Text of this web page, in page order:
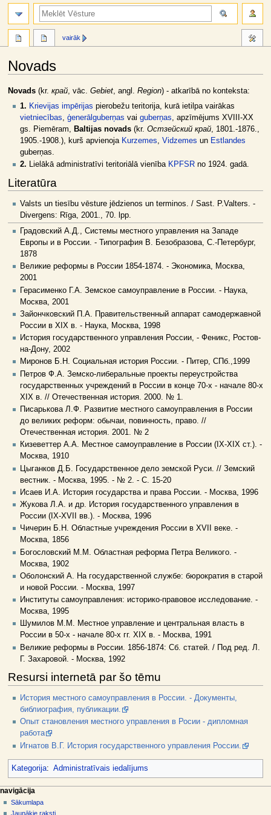
Novads
Jump
navigation
Jump
search
Novads(kr. край, vāc. Gebiet, angl. Region) - atkarībā no konteksta:
1. Krievijas impērijas pierobežu teritorija, kurā ietilpa vairākas
vietniecības, ģenerālguberņas vai guberņas, apzīmējums XVIII-XX
gs. Piemēram, Baltijas novads (kr. Остзейский край, 1801.-1876.,
1905.-1908.), kurš apvienoja Kurzemes, Vidzemes un Estlandes
guberņas.
2. Lielākā administratīvi teritoriālā vienība KPFSR no 1924. gadā.
Literatūra
Valsts un tiesību vēsture jēdzienos un terminos. / Sast. P.Valters. -
Divergens: Rīga, 2001., 70. lpp.
Градовский А.Д., Системы местного управления на Западе
Европы и в России. - Типография В. Безобразова, С.-Петербург,
1878
Великие реформы в России 1854-1874. - Экономика, Москва,
2001
Герасименко Г.А. Земское самоуправление в России. - Наука,
Москва, 2001
Зайончковский П.А. Правительственный аппарат самодержавной
России в XIX в. - Наука, Москва, 1998
История государственного управления России, - Феникс, Ростов-
на-Дону, 2002
Миронов Б.Н. Социальная история России. - Питер, СПб.,1999
Петров Ф.А. Земско-либеральные проекты переустройства
государственных учреждений в России в конце 70-х - начале 80-х
XIX в. // Отечественная история. 2000. № 1.
Писарькова Л.Ф. Развитие местного самоуправления в России
до великих реформ: обычаи, повинность, право. //
Отечественная история. 2001. № 2
Кизеветтер А.А. Местное самоуправление в России (IX-XIX cт.). -
Москва, 1910
Цыганков Д.Б. Государственное дело земской Руси. // Земский
вестник. - Москва, 1995. - № 2. - С. 15-20
Исаев И.А. История государства и права России. - Москва, 1996
Жукова Л.А. и др. История государственного управления в
России (IX-XVII вв.). - Москва, 1996
Чичерин Б.Н. Областные учреждения России в XVII веке. -
Москва, 1856
Богословский М.М. Областная реформа Петра Великого. -
Москва, 1902
Оболонский А. На государственной службе: бюрократия в старой
и новой России. - Москва, 1997
Институты самоуправления: историко-правовое исследование. -
Москва, 1995
Шумилов М.М. Местное управление и центральная власть в
России в 50-х - начале 80-х гг. XIX в. - Москва, 1991
Великие реформы в России. 1856-1874: Сб. статей. / Под ред. Л.
Г. Захаровой. - Москва, 1992
Resursi internetā par šo tēmu
История местного самоуправления в России. - Документы,
библиография, публикации.
Опыт становления местного управления в Росии - дипломная
работа
Игнатов В.Г. История государственного управления России.
Kategorija: Administratīvais iedalījums
N
a
lapas darbības
raksts
diskusija
vairāk
dalībnieka rīki
pieslēgties
navigācija
Sākumlapa
Jaunākie raksti
meklēt